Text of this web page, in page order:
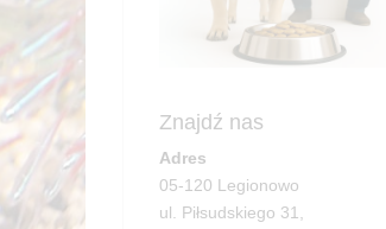
Znajdź nas
Adres
05-120 Legionowo
ul. Piłsudskiego 31,